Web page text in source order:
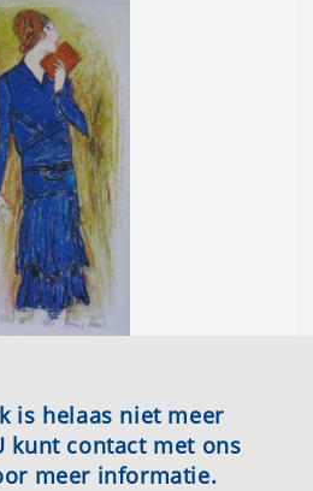
is helaas niet meer
kunt contact met ons
meer informatie.